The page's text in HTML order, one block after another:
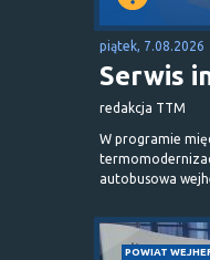
piątek, 7.08.2026
Serwis
redakcja TTM
W programie
autobusowa
POWIAT